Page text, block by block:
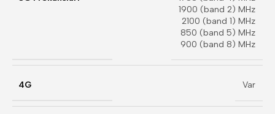
1900 (band 2) MHz
2100 (band 1) MHz
850 (band 5) MHz
900 (band 8) MHz
4G Var